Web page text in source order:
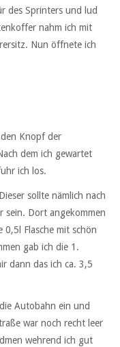
des Sprinters und lud
nahm ich mit
Nun öffnete ich
Knopf der
dem ich gewartet
ich los.
sollte nämlich nach
sein. Dort angekommen
Flasche mit schön
gab ich die 1.
dann das ich ca. 3,5
Autobahn ein und
war noch recht leer
wehrend ich gut